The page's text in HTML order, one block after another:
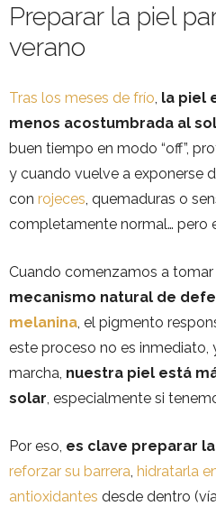
Preparar la piel
verano
Tras los meses de frío la piel
menos acostumbrada al
buen tiempo en modo “off”,
y cuando vuelve a exponerse
con rojeces , quemaduras o
completamente normal… pero
Cuando comenzamos a tomar
mecanismo natural de
melanina , el pigmento
este proceso no es inmediato,
marcha, nuestra piel está
solar , especialmente si
Por eso, es clave preparar
reforzar su barrera hidratarla
antioxidantes desde dentro